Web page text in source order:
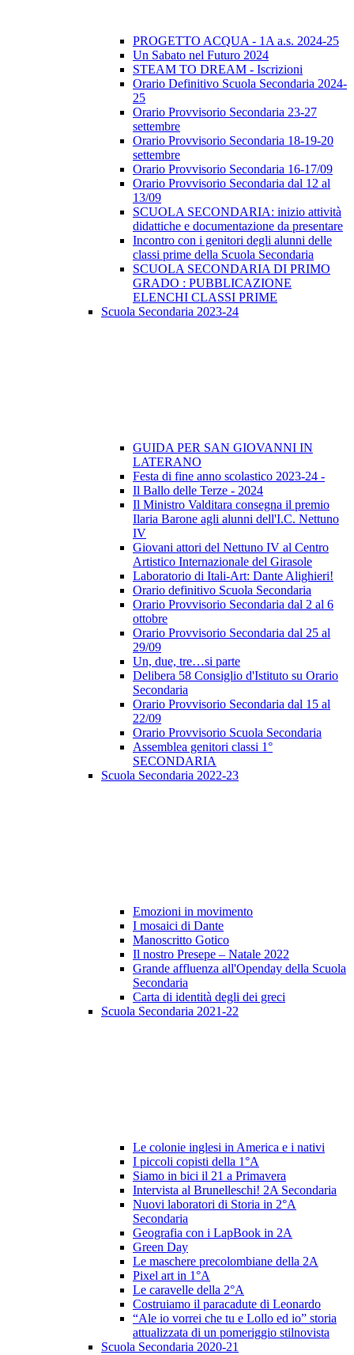
PROGETTO ACQUA - 1A a.s. 2024-25
Un Sabato nel Futuro 2024
STEAM TO DREAM - Iscrizioni
Orario Definitivo Scuola Secondaria 2024-
25
Orario Provvisorio Secondaria 23-27
settembre
Orario Provvisorio Secondaria 18-19-20
settembre
Orario Provvisorio Secondaria 16-17/09
Orario Provvisorio Secondaria dal 12 al
13/09
SCUOLA SECONDARIA: inizio attività
didattiche e documentazione da presentare
Incontro con i genitori degli alunni delle
classi prime della Scuola Secondaria
SCUOLA SECONDARIA DI PRIMO
GRADO : PUBBLICAZIONE
ELENCHI CLASSI PRIME
Scuola Secondaria 2023-24
GUIDA PER SAN GIOVANNI IN
LATERANO
Festa di fine anno scolastico 2023-24 -
Il Ballo delle Terze - 2024
Il Ministro Valditara consegna il premio
Ilaria Barone agli alunni dell'I.C. Nettuno
IV
Giovani attori del Nettuno IV al Centro
Artistico Internazionale del Girasole
Laboratorio di Itali-Art: Dante Alighieri!
Orario definitivo Scuola Secondaria
Orario Provvisorio Secondaria dal 2 al 6
ottobre
Orario Provvisorio Secondaria dal 25 al
29/09
Un, due, tre…si parte
Delibera 58 Consiglio d'Istituto su Orario
Secondaria
Orario Provvisorio Secondaria dal 15 al
22/09
Orario Provvisorio Scuola Secondaria
Assemblea genitori classi 1°
SECONDARIA
Scuola Secondaria 2022-23
Emozioni in movimento
I mosaici di Dante
Manoscritto Gotico
Il nostro Presepe – Natale 2022
Grande affluenza all'Openday della Scuola
Secondaria
Carta di identità degli dei greci
Scuola Secondaria 2021-22
Le colonie inglesi in America e i nativi
I piccoli copisti della 1°A
Siamo in bici il 21 a Primavera
Intervista al Brunelleschi! 2A Secondaria
Nuovi laboratori di Storia in 2°A
Secondaria
Geografia con i LapBook in 2A
Green Day
Le maschere precolombiane della 2A
Pixel art in 1°A
Le caravelle della 2°A
Costruiamo il paracadute di Leonardo
“Ale io vorrei che tu e Lollo ed io” storia
attualizzata di un pomeriggio stilnovista
Scuola Secondaria 2020-21